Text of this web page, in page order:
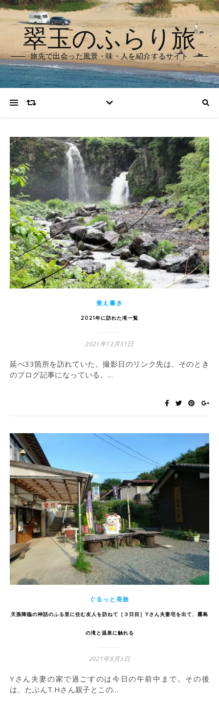
翠玉のふらり旅
旅先で出会った風景・味・人を紹介するサイト
覚え書き
2021年に訪れた滝一覧
2021年12月31日
延べ33箇所を訪れていた。撮影日のリンク先は、そのとき
のブログ記事になっている。…
ぐるっと長旅
天孫降臨の神話のふる里に住む友人を訪ねて［３日目］Yさん夫妻宅を出て、霧島
の滝と温泉に触れる
2021年8月3日
Yさん夫妻の家で過ごすのは今日の午前中まで。その後
は、たぶんT.Hさん親子とこの…